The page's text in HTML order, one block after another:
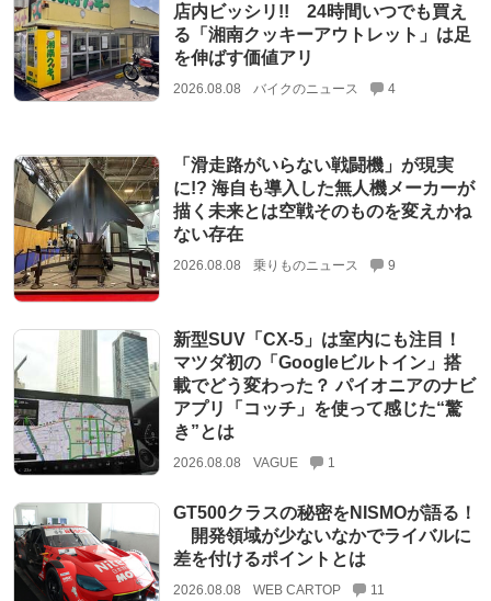
店内ビッシリ!! 24時間いつでも買え
る「湘南クッキーアウトレット」は足
を伸ばす価値アリ
2026.08.08 バイクのニュース 4
「滑走路がいらない戦闘機」が現実
に!? 海自も導入した無人機メーカーが
描く未来とは空戦そのものを変えかね
ない存在
2026.08.08 乗りものニュース 9
新型SUV「CX-5」は室内にも注目！
マツダ初の「Googleビルトイン」搭
載でどう変わった？ パイオニアのナビ
アプリ「コッチ」を使って感じた“驚
き”とは
2026.08.08 VAGUE 1
GT500クラスの秘密をNISMOが語る！
開発領域が少ないなかでライバルに
差を付けるポイントとは
2026.08.08 WEB CARTOP 11